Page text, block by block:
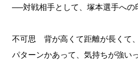
──対戦相手として、塚本選手への
不可思 背が高くて距離が長くて
パターンかあって、気持ちが強い